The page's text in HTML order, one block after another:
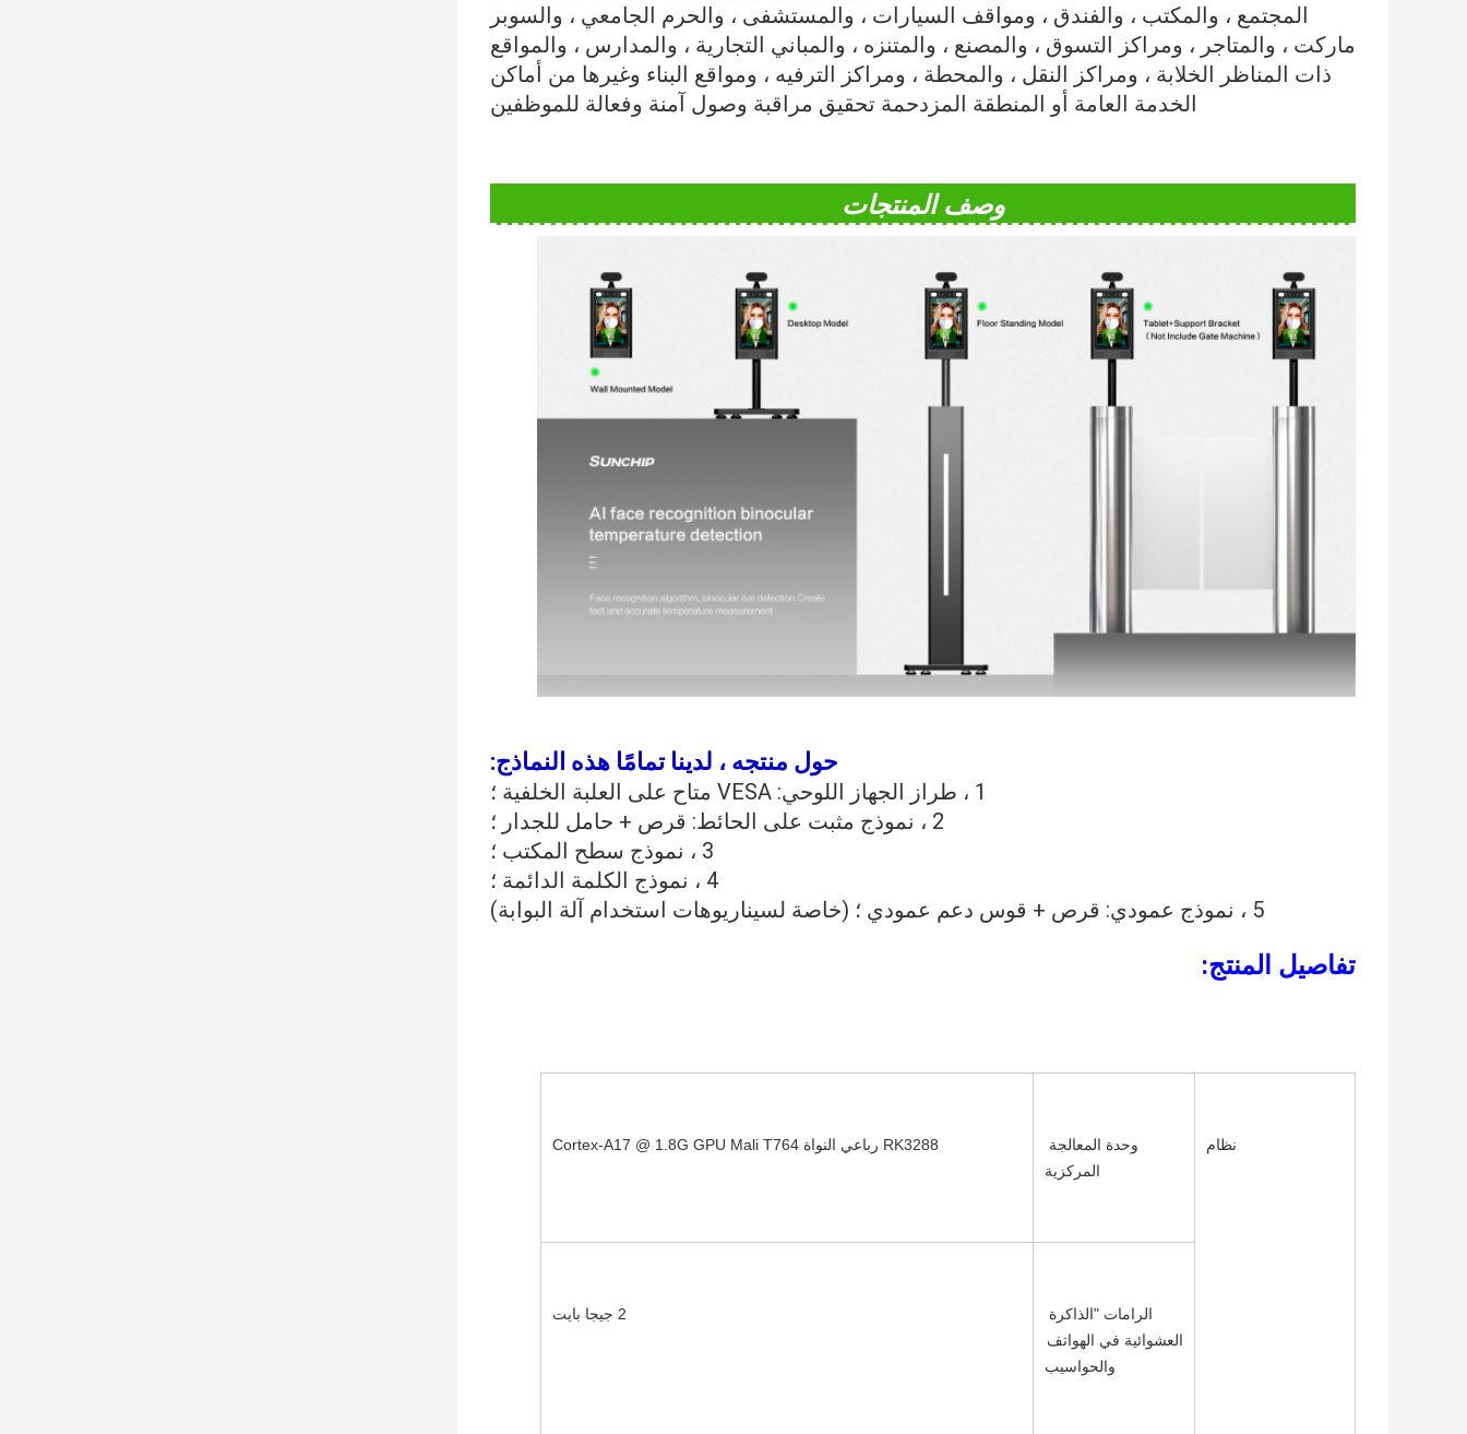
المجتمع ، والمكتب ، والفندق ، ومواقف السيارات ، والمستشفى ، والحرم الجامعي ، والسوبر
ماركت ، والمتاجر ، ومراكز التسوق ، والمصنع ، والمتنزه ، والمباني التجارية ، والمدارس ، والمواقع
ذات المناظر الخلابة ، ومراكز النقل ، والمحطة ، ومراكز الترفيه ، ومواقع البناء وغيرها من أماكن
الخدمة العامة أو المنطقة المزدحمة تحقيق مراقبة وصول آمنة وفعالة للموظفين
وصف المنتجات
حول منتجه ، لدينا تمامًا هذه النماذج:
1 ، طراز الجهاز اللوحي: VESA متاح على العلبة الخلفية ؛
2 ، نموذج مثبت على الحائط: قرص + حامل للجدار ؛
3 ، نموذج سطح المكتب ؛
4 ، نموذج الكلمة الدائمة ؛
5 ، نموذج عمودي: قرص + قوس دعم عمودي ؛ (خاصة لسيناريوهات استخدام آلة البوابة)
تفاصيل المنتج:
نظام
المركزية
RK3288 رباعي النواة Cortex-A17 @ 1.8G GPU Mali T764
والحواسيب
2 جيجا بايت